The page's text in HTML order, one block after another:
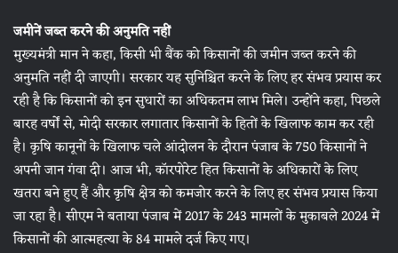
जमीनें जब्त करने की अनुमति नहीं
मुख्यमंत्री मान ने कहा, किसी भी बैंक को किसानों की जमीन जब्त करने की
अनुमति नहीं दी जाएगी। सरकार यह सुनिश्चित करने के लिए हर संभव प्रयास कर
रही है कि किसानों को इन सुधारों का अधिकतम लाभ मिले। उन्होंने कहा, पिछले
बारह वर्षों से, मोदी सरकार लगातार किसानों के हितों के खिलाफ काम कर रही
है। कृषि कानूनों के खिलाफ चले आंदोलन के दौरान पंजाब के 750 किसानों ने
अपनी जान गंवा दी। आज भी, कॉरपोरेट हित किसानों के अधिकारों के लिए
खतरा बने हुए हैं और कृषि क्षेत्र को कमजोर करने के लिए हर संभव प्रयास किया
जा रहा है। सीएम ने बताया पंजाब में 2017 के 243 मामलों के मुकाबले 2024 में
किसानों की आत्महत्या के 84 मामले दर्ज किए गए।